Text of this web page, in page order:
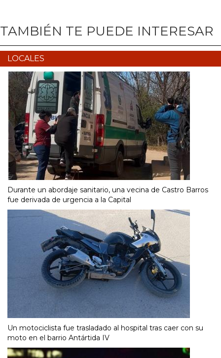
TAMBIÉN TE PUEDE INTERESAR
LOCALES
Durante un abordaje sanitario, una vecina de Castro Barros
fue derivada de urgencia a la Capital
Un motociclista fue trasladado al hospital tras caer con su
moto en el barrio Antártida IV